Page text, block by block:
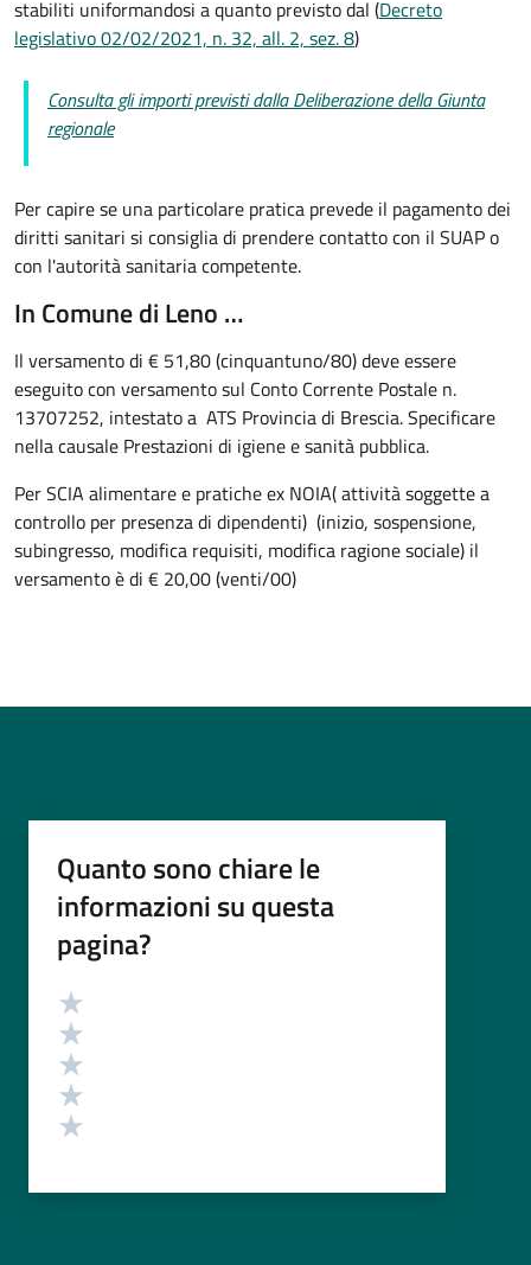
stabiliti uniformandosi a quanto previsto dal (Decreto
legislativo 02/02/2021, n. 32, all. 2, sez. 8)
Consulta gli importi previsti dalla Deliberazione della Giunta
regionale
Per capire se una particolare pratica prevede il pagamento dei
diritti sanitari si consiglia di prendere contatto con il SUAP o
con l'autorità sanitaria competente.
In Comune di Leno …
Il versamento di € 51,80 (cinquantuno/80) deve essere
eseguito con versamento sul Conto Corrente Postale n.
13707252, intestato a ATS Provincia di Brescia. Specificare
nella causale Prestazioni di igiene e sanità pubblica.
Per SCIA alimentare e pratiche ex NOIA( attività soggette a
controllo per presenza di dipendenti) (inizio, sospensione,
subingresso, modifica requisiti, modifica ragione sociale) il
versamento è di € 20,00 (venti/00)
Quanto sono chiare le
informazioni su questa
pagina?
Valutazione